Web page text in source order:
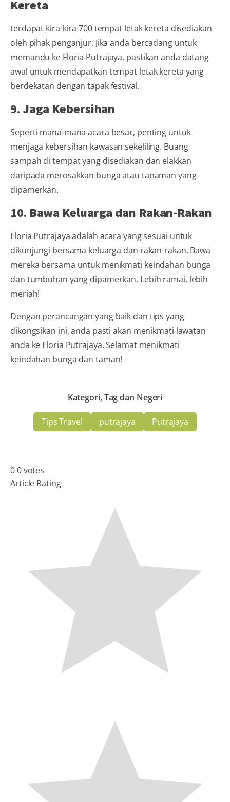
Kereta
terdapat kira-kira 700 tempat letak kereta disediakan
oleh pihak penganjur. Jika anda bercadang untuk
memandu ke Floria Putrajaya, pastikan anda datang
awal untuk mendapatkan tempat letak kereta yang
berdekatan dengan tapak festival.
9.Jaga Kebersihan
Seperti mana-mana acara besar, penting untuk
menjaga kebersihan kawasan sekeliling. Buang
sampah di tempat yang disediakan dan elakkan
daripada merosakkan bunga atau tanaman yang
dipamerkan.
10. Bawa Keluarga dan Rakan-Rakan
Floria Putrajaya adalah acara yang sesuai untuk
dikunjungi bersama keluarga dan rakan-rakan. Bawa
mereka bersama untuk menikmati keindahan bunga
dan tumbuhan yang dipamerkan. Lebih ramai, lebih
meriah!
Dengan perancangan yang baik dan tips yang
dikongsikan ini, anda pasti akan menikmati lawatan
anda ke Floria Putrajaya. Selamat menikmati
keindahan bunga dan taman!
Kategori, Tag dan Negeri
Tips Travel putrajaya Putrajaya
00votes
Article Rating